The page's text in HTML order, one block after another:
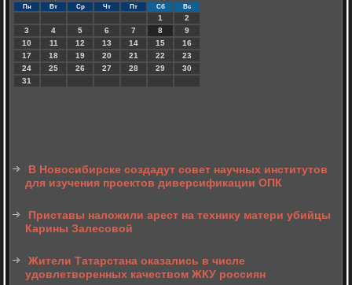
Пн Вт Ср Чт Пт Сб Вс
1
2
3
4 5 6 7 8
9
10
11 12 13 14 15
16
17
18 19 20 21 22
23
24
25 26 27 28 29
30
31
В Новосибирске создадут совет научных институтов
для изучения проектов диверсификации ОПК
Приставы наложили арест на технику матери убийцы
Карины Залесовой
Жители Татарстана оказались в числе
удовлетворенных качеством ЖКУ россиян